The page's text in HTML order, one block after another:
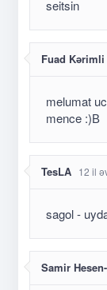
seitsin
Fuad Kərimli
melumat
mence :)В
TesLA 12 il
sagol -
Samir